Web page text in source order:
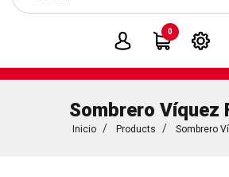
0
Sombrero Víquez
Inicio Products Sombrero